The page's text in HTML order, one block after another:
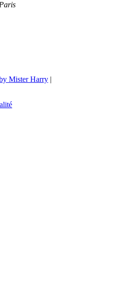
Paris
Mister Harry |